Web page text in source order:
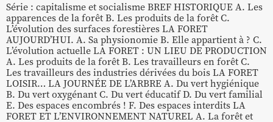
Série : capitalisme et socialisme BREF HISTORIQUE A. Les
apparences de la forêt B. Les produits de la forêt C.
L’évolution des surfaces forestières LA FORET
AUJOURD’HUI. A. Sa physionomie B. Elle appartient à ? C.
L’évolution actuelle LA FORET : UN LIEU DE PRODUCTION
A. Les produits de la forêt B. Les travailleurs en forêt C.
Les travailleurs des industries dérivées du bois LA FORET
LOISIR… LA JOURNÉE DE L’ARBRE A. Du vert hygiénique
B. Du vert oxygénant C. Du vert éducatif D. Du vert familial
E. Des espaces encombrés ! F. Des espaces interdits LA
FORET ET L’ENVIRONNEMENT NATUREL A. La forêt et